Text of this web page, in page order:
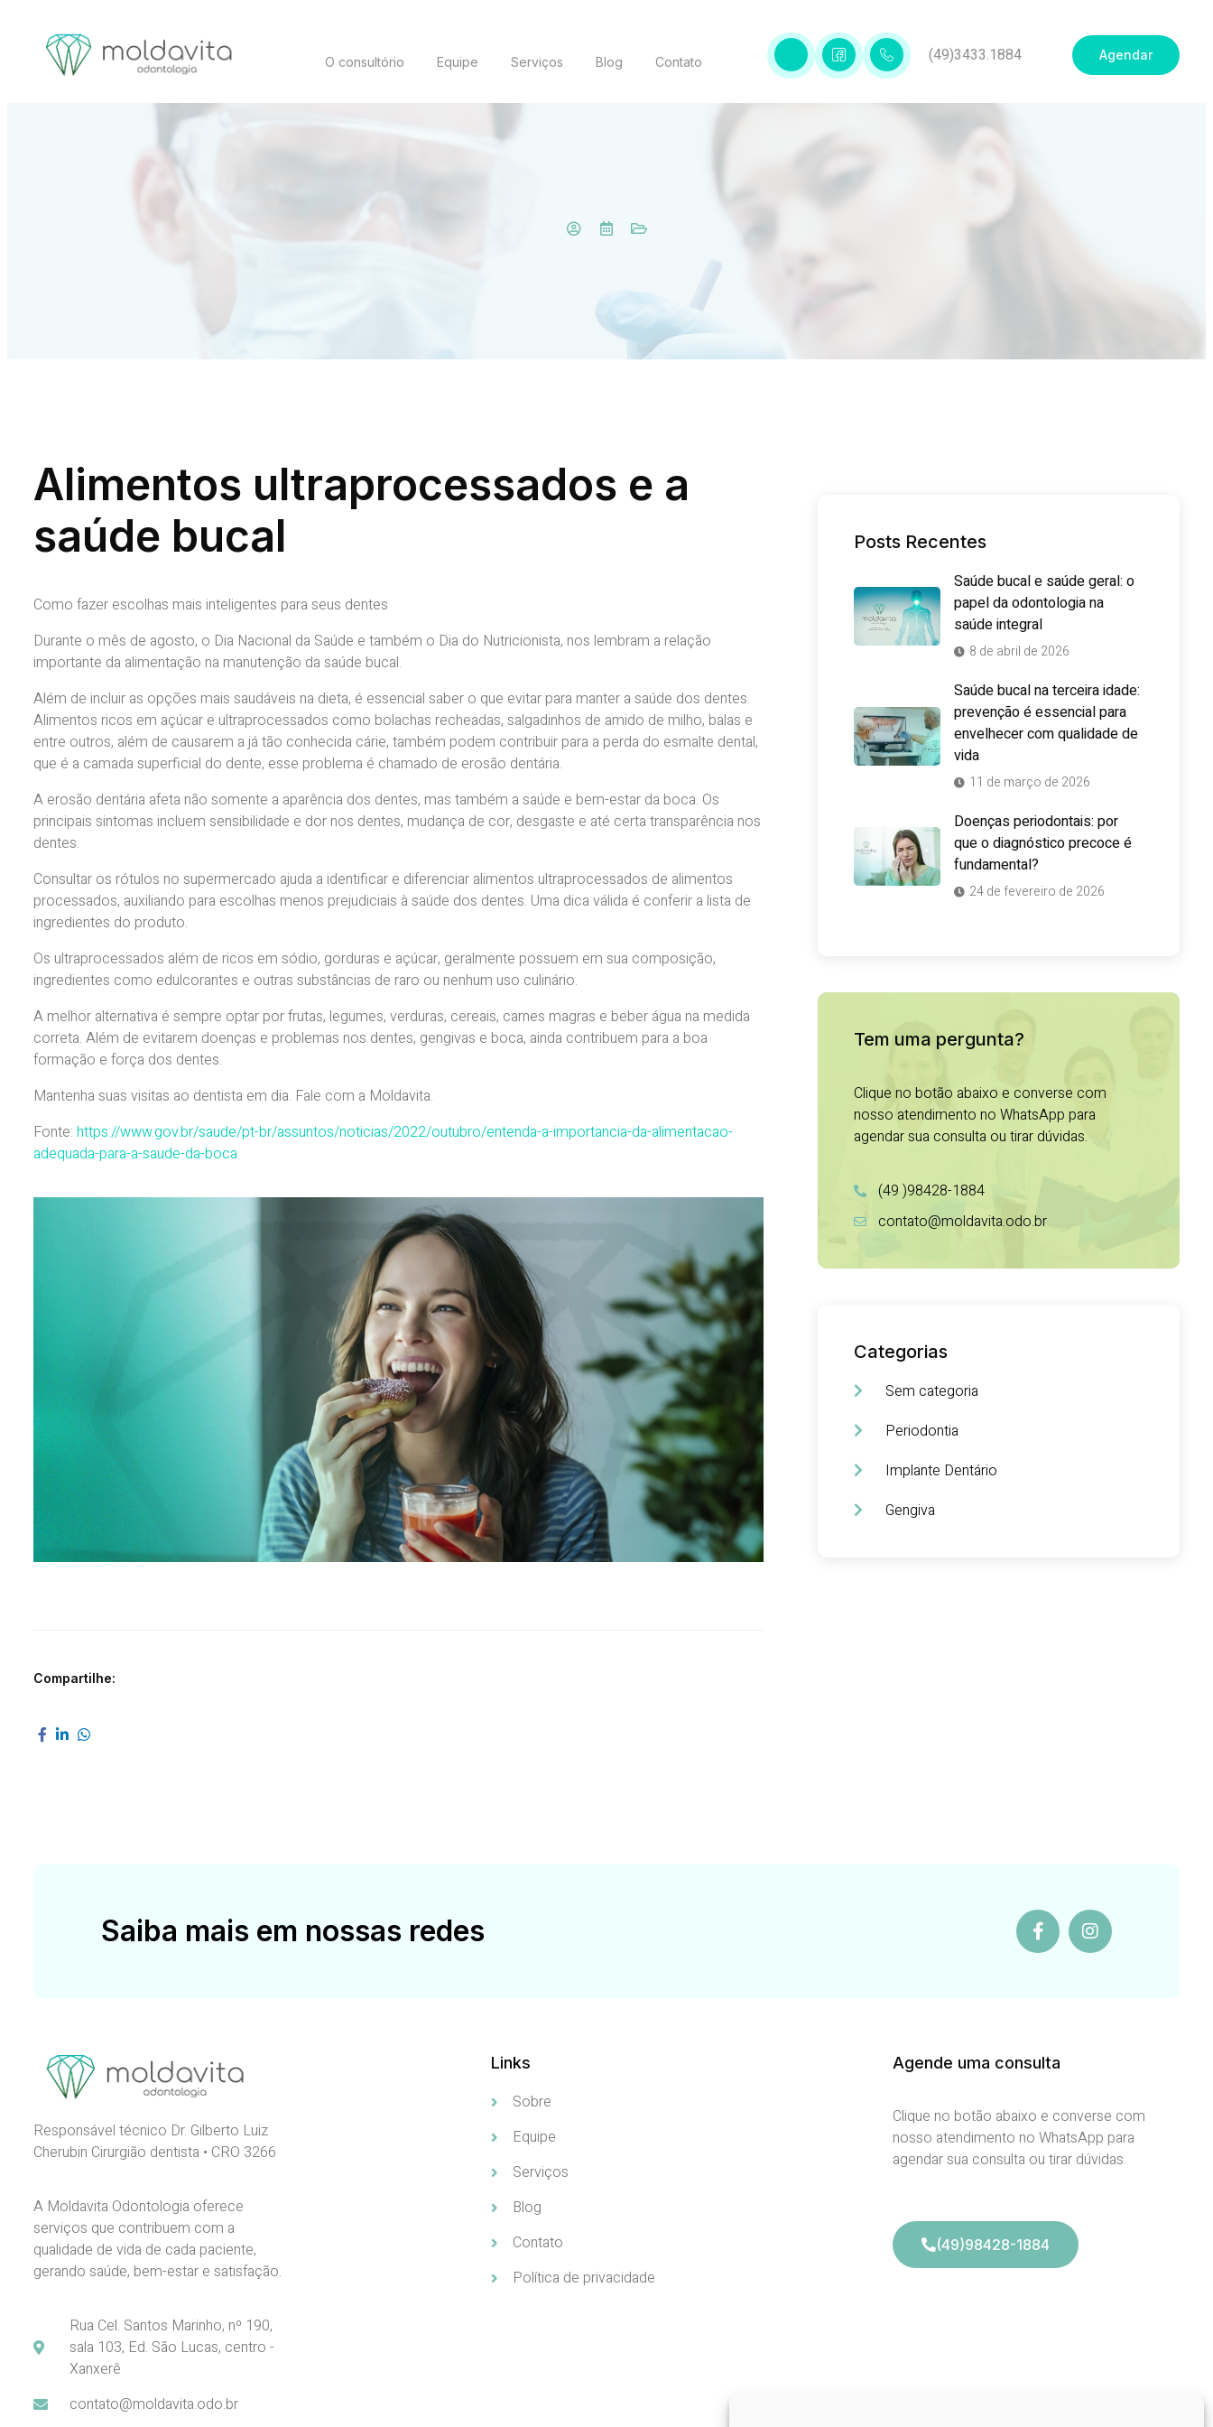
O consultório Equipe Serviços Blog Contato (49)3433.1884 Agendar
Alimentos ultraprocessados e a
saúde bucal
Como fazer escolhas mais inteligentes para seus dentes
Durante o mês de agosto, o Dia Nacional da Saúde e também o Dia do Nutricionista, nos lembram a relação
importante da alimentação na manutenção da saúde bucal.
Além de incluir as opções mais saudáveis na dieta, é essencial saber o que evitar para manter a saúde dos dentes.
Alimentos ricos em açúcar e ultraprocessados como bolachas recheadas, salgadinhos de amido de milho, balas e
entre outros, além de causarem a já tão conhecida cárie, também podem contribuir para a perda do esmalte dental,
que é a camada superficial do dente, esse problema é chamado de erosão dentária.
A erosão dentária afeta não somente a aparência dos dentes, mas também a saúde e bem-estar da boca. Os
principais sintomas incluem sensibilidade e dor nos dentes, mudança de cor, desgaste e até certa transparência nos
dentes.
Consultar os rótulos no supermercado ajuda a identificar e diferenciar alimentos ultraprocessados de alimentos
processados, auxiliando para escolhas menos prejudiciais à saúde dos dentes. Uma dica válida é conferir a lista de
ingredientes do produto.
Os ultraprocessados além de ricos em sódio, gorduras e açúcar, geralmente possuem em sua composição,
ingredientes como edulcorantes e outras substâncias de raro ou nenhum uso culinário.
A melhor alternativa é sempre optar por frutas, legumes, verduras, cereais, carnes magras e beber água na medida
correta. Além de evitarem doenças e problemas nos dentes, gengivas e boca, ainda contribuem para a boa
formação e força dos dentes.
Mantenha suas visitas ao dentista em dia. Fale com a Moldavita.
Fonte: https://www.gov.br/saude/pt-br/assuntos/noticias/2022/outubro/entenda-a-importancia-da-alimentacao-
adequada-para-a-saude-da-boca
Compartilhe:
Posts Recentes
Saúde bucal e saúde geral: o
papel da odontologia na
saúde integral
8 de abril de 2026
Saúde bucal na terceira idade:
prevenção é essencial para
envelhecer com qualidade de
vida
11 de março de 2026
Doenças periodontais: por
que o diagnóstico precoce é
fundamental?
24 de fevereiro de 2026
Tem uma pergunta?
Clique no botão abaixo e converse com
nosso atendimento no WhatsApp para
agendar sua consulta ou tirar dúvidas.
(49 )98428-1884
contato@moldavita.odo.br
Categorias
Sem categoria
Periodontia
Implante Dentário
Gengiva
Saiba mais em nossas redes
Responsável técnico Dr. Gilberto Luiz
Cherubin Cirurgião dentista • CRO 3266
A Moldavita Odontologia oferece
serviços que contribuem com a
qualidade de vida de cada paciente,
gerando saúde, bem-estar e satisfação.
Rua Cel. Santos Marinho, nº 190,
sala 103, Ed. São Lucas, centro -
Xanxerê
contato@moldavita.odo.br
Links
Sobre
Equipe
Serviços
Blog
Contato
Política de privacidade
Agende uma consulta
Clique no botão abaixo e converse com
nosso atendimento no WhatsApp para
agendar sua consulta ou tirar dúvidas.
(49)98428-1884